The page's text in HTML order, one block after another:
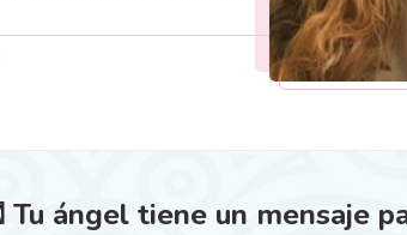
Tu ángel tiene un mensaje